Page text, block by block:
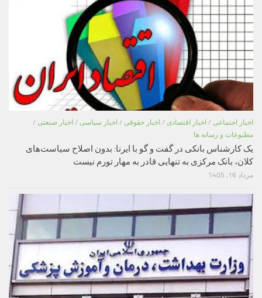
اخبار اجتماعی / اخبار اقتصادی / اخبار حقوقی / اخبار سیاسی / اخبار صنعتی /
مطبوعات و رسانه ها
یک کارشناس بانکی در گفت و گو با ایرنا: بدون اصلاح سیاست‌های
کلان، بانک مرکزی به تنهایی قادر به مهار تورم نیست
مرداد 16, 1405